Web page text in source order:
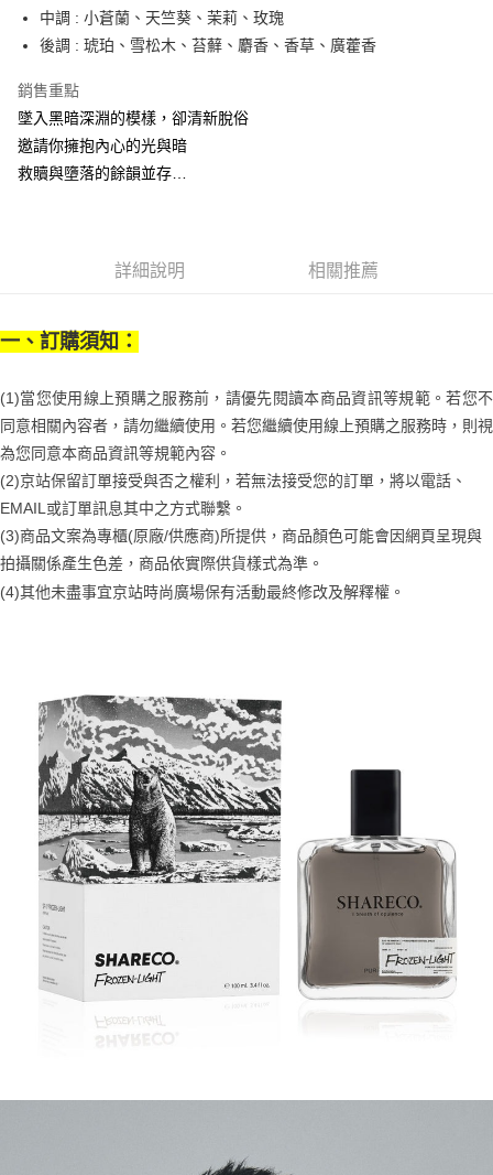
全盈+PAY
大哥付你分期
相關說明
1.本服務由台灣大哥大提供，台灣大哥大用戶可立即使用無須另外申請。
2.付款方式選擇「大哥付你分期」，訂單成立後會自動跳轉到大哥付的交易
流程，驗證手機門號後，選擇欲分期的期數、繳款截止日，確認付款後即完
成交易。
法說明評估內容。
2.透過簡訊連結打開帳單後，可選擇「超商條碼／台灣大直營門市／銀行轉
【注意事項】
1.本服務係由「台灣大哥大股份有限公司」（以下簡稱本公司）所提供，讓
用戶於交易時，得透過本服務購買商品或服務，並由商店將買賣／分期付款
買賣價金債權讓與本公司後，依約使用本公司帳單繳交帳款。
2.基於同意付款使用「大哥付你分期」之契約關係目的，商店將以您的個人
資料（包含姓名、電話或地址）提供予台灣大哥大進項蒐集、處理及利用，
3.完整用戶服務條款，請詳閱以下連結：https://oppay.tw/userRule
AFTEE先享後付
相關說明
【關於「AFTEE先享後付」】
３．安心：先確認商品／服務後，再付款。
１．於結帳方式選擇「AFTEE先享後付」後，將跳轉至「AFTEE先享後付」
結帳頁面，進行簡訊認證並確認金額後，即可完成結帳。
３．收到繳費通知簡訊後14天內，點擊此簡訊中的連結，可透過四大超商／
※ 請注意：結帳手續完成當下不需立刻繳費，但若您需要取消訂單，請聯絡
購買商品的店家。未經商家同意取消之訂單仍視為有效，需透過AFTEE先享
後付繳納相關費用。
※ 交易是否成功請以「AFTEE先享後付 」之結帳頁面顯示為準，若有關於
是否繳費成功／繳費後需取消欲退款等相關疑問，請聯繫「AFTEE先享後付
客戶支援中心」https://netprotections.freshdesk.com/support/home
【注意事項】
１．透過由恩沛科技股份有限公司提供之「AFTEE先享後付」服務完成之交
「AFTEE先享後付」，若未經同意申辦者引起之損失，本公司不負相關責
任。
４．使用「AFTEE先享後付」時，將依據個別帳號之用戶狀況，依本公司即
時審查核予不同之上限額度；若仍有額度不足之情形，本公司將視審查結果
請求用戶進行身份認證。
５．嚴禁一人註冊多個帳號或使用他人資訊註冊。若發現惡意使用之情形，
恩沛科技股份有限公司將有權停止該用戶之使用額度並採取法律行動。
付款後全家取貨
付款後7-11取貨
宅配
每筆NT$100，滿NT$1,000(含以上)免運費
京站台北店客服中心(1F星巴克旁) 即日起不提供京站紙袋，取件時
請自備購物袋，若需購買紙袋可現場詢問
中調 : 小蒼蘭、天竺葵、茉莉、玫瑰
後調 : 琥珀、雪松木、苔蘚、麝香、香草、廣藿香
銷售重點
墜入黑暗深淵的模樣，卻清新脫俗
邀請你擁抱內心的光與暗
救贖與墮落的餘韻並存…
詳細說明 相關推薦
一、訂購須知：
(1)當您使用線上預購之服務前，請優先閱讀本商品資訊等規範。若您不
同意相關內容者，請勿繼續使用。若您繼續使用線上預購之服務時，則視
為您同意本商品資訊等規範內容。
(2)京站保留訂單接受與否之權利，若無法接受您的訂單，將以電話、
EMAIL或訂單訊息其中之方式聯繫。
(3)商品文案為專櫃(原廠/供應商)所提供，商品顏色可能會因網頁呈現與
拍攝關係產生色差，商品依實際供貨樣式為準。
(4)其他未盡事宜京站時尚廣場保有活動最終修改及解釋權。